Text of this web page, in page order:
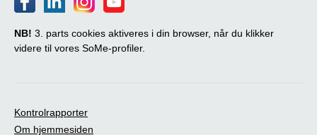
NB! 3. parts cookies aktiveres i din browser, når du klikker
videre til vores SoMe-profiler.
Kontrolrapporter
Om hjemmesiden